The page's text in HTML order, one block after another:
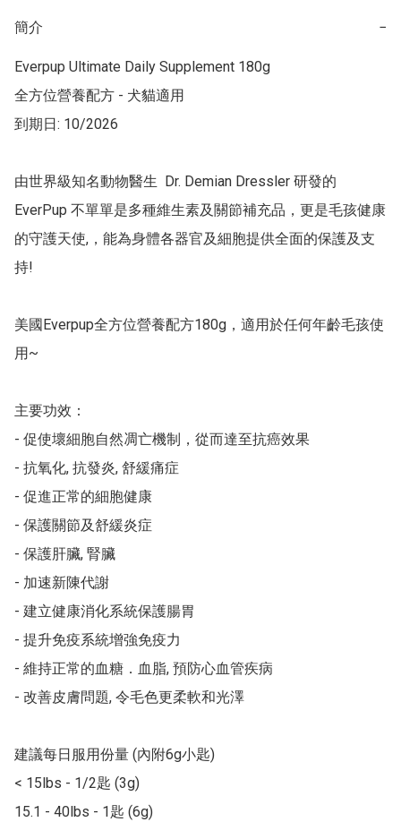
簡介 −
Everpup Ultimate Daily Supplement 180g
全方位營養配方 - 犬貓適用
到期日: 10/2026
由世界級知名動物醫生  Dr. Demian Dressler 研發的
EverPup 不單單是多種維生素及關節補充品，更是毛孩健康
的守護天使,，能為身體各器官及細胞提供全面的保護及支
持!
美國Everpup全方位營養配方180g，適用於任何年齡毛孩使
用~
主要功效：
- 促使壞細胞自然凋亡機制，從而達至抗癌效果
- 抗氧化, 抗發炎, 舒緩痛症
- 促進正常的細胞健康
- 保護關節及舒緩炎症
- 保護肝臟, 腎臟
- 加速新陳代謝
- 建立健康消化系統保護腸胃
- 提升免疫系統增強免疫力
- 維持正常的血糖．血脂, 預防心血管疾病
- 改善皮膚問題, 令毛色更柔軟和光澤
建議每日服用份量 (內附6g小匙)
< 15lbs - 1/2匙 (3g)
15.1 - 40lbs - 1匙 (6g)